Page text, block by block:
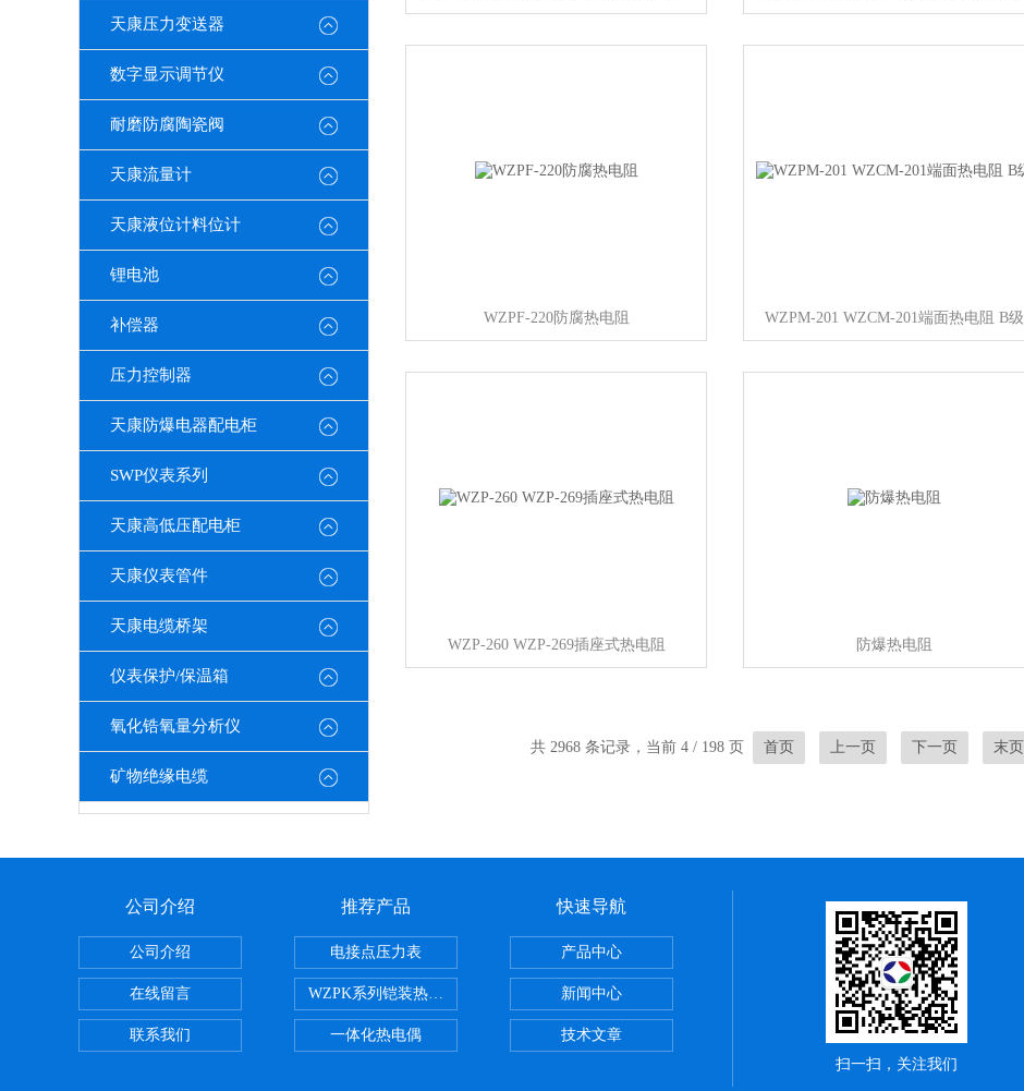
天康压力变送器
数字显示调节仪
耐磨防腐陶瓷阀
天康流量计
天康液位计料位计
锂电池
补偿器
压力控制器
天康防爆电器配电柜
SWP仪表系列
天康高低压配电柜
天康仪表管件
天康电缆桥架
仪表保护/保温箱
氧化锆氧量分析仪
矿物绝缘电缆
WZPF-220防腐热电阻 WZPM-201 WZCM-201端面热电阻 B级
WZP-260 WZP-269插座式热电阻 防爆热电阻
共 2968 条记录，当前 4 / 198 页 首页 上一页 下一页 末页
公司介绍
公司介绍
在线留言
联系我们
推荐产品
电接点压力表
WZPK系列铠装热电阻
一体化热电偶
快速导航
产品中心
新闻中心
技术文章
扫一扫，关注我们